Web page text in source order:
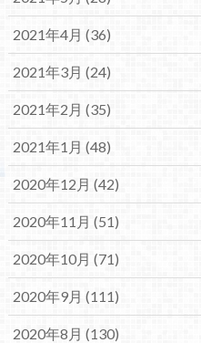
2021年4月 (36)
2021年3月 (24)
2021年2月 (35)
2021年1月 (48)
2020年12月 (42)
2020年11月 (51)
2020年10月 (71)
2020年9月 (111)
2020年8月 (130)